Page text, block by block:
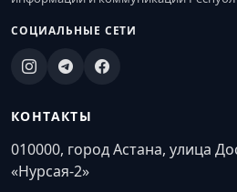
СОЦИАЛЬНЫЕ СЕТИ
КОНТАКТЫ
010000, город Астана, улица
«Нурсая-2»